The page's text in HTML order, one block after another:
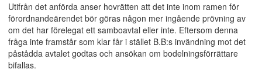
Utifrån det anförda anser hovrätten att det inte inom ramen för
förordnandeärendet bör göras någon mer ingående prövning av
om det har förelegat ett samboavtal eller inte. Eftersom denna
fråga inte framstår som klar får i stället B.B:s invändning mot det
påstådda avtalet godtas och ansökan om bodelningsförrättare
bifallas.